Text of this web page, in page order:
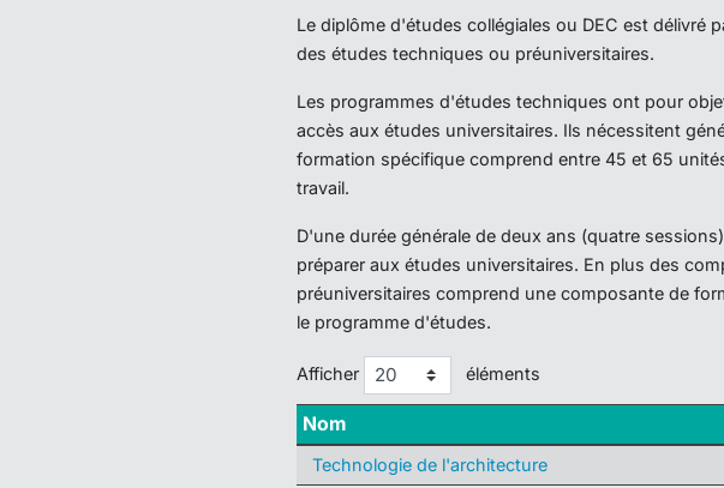
Le diplôme d'études collégiales ou DEC est délivré
des études techniques ou préuniversitaires.
Les programmes d'études techniques ont pour
accès aux études universitaires. Ils nécessitent
formation spécifique comprend entre 45 et 65
travail.
D'une durée générale de deux ans (quatre
préparer aux études universitaires. En plus des
préuniversitaires comprend une composante de
le programme d'études.
Afficher éléments
Nom
Technologie de l'architecture